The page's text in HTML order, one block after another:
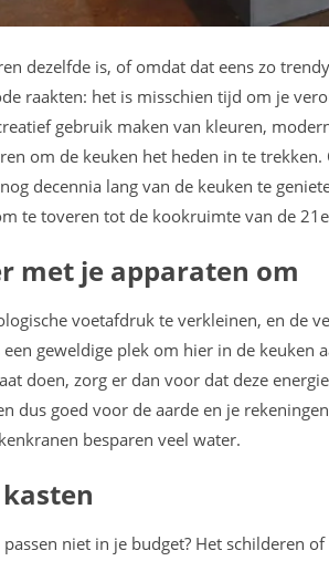
dezelfde is, of omdat dat eens zo
raakten: het is misschien tijd om je
gebruik maken van kleuren,
om de keuken het heden in te
decennia lang van de keuken te
te toveren tot de kookruimte van de 21 e
met je apparaten om
voetafdruk te verkleinen, en de
een geweldige plek om hier in de keuken
doen, zorg er dan voor dat deze
dus goed voor de aarde en je
besparen veel water.
niet in je budget? Het schilderen